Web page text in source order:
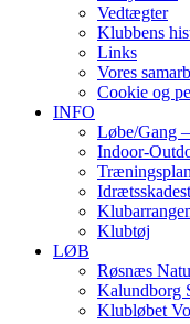
Vedtægter
Klubbens
Links
Vores
Cookie og
INFO
Løbe/Gang
Indoor-
Klubtøj
LØB
Røsnæs
Kalundborg
Klubløbet